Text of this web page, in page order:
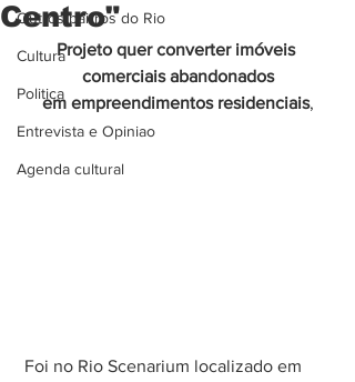
Outros bairros do Rio
Cultura
Politica
Entrevista e Opiniao
Agenda cultural
Centro"
Projeto quer converter imóveis
comerciais abandonados
em empreendimentos residenciais,
Foi no Rio Scenarium localizado em